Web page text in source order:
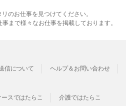
のお仕事を見つけてください。
まで様々なお仕事を掲載しております。
信について ヘルプ＆お問い合わせ
ースではたらこ 介護ではたらこ